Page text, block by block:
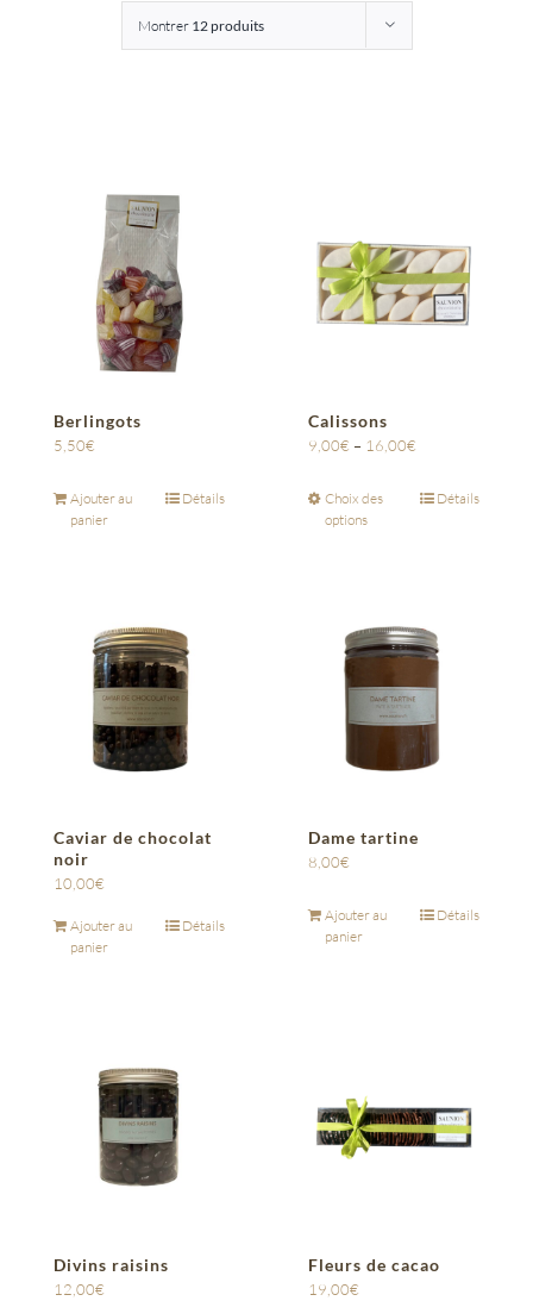
Montrer 12 produits
Berlingots
5,50€
Ajouter au
panier
Détails
Calissons
9,00€ – 16,00€
Choix des
options
Détails
Caviar de chocolat
noir
10,00€
Ajouter au
panier
Détails
Dame tartine
8,00€
Ajouter au
panier
Détails
Divins raisins
12,00€
Fleurs de cacao
19,00€